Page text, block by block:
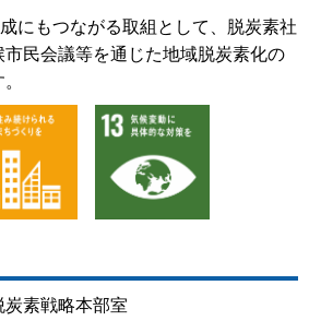
にもつながる取組として、脱炭素社
民会議等を通じた地域脱炭素化の
素戦略本部室